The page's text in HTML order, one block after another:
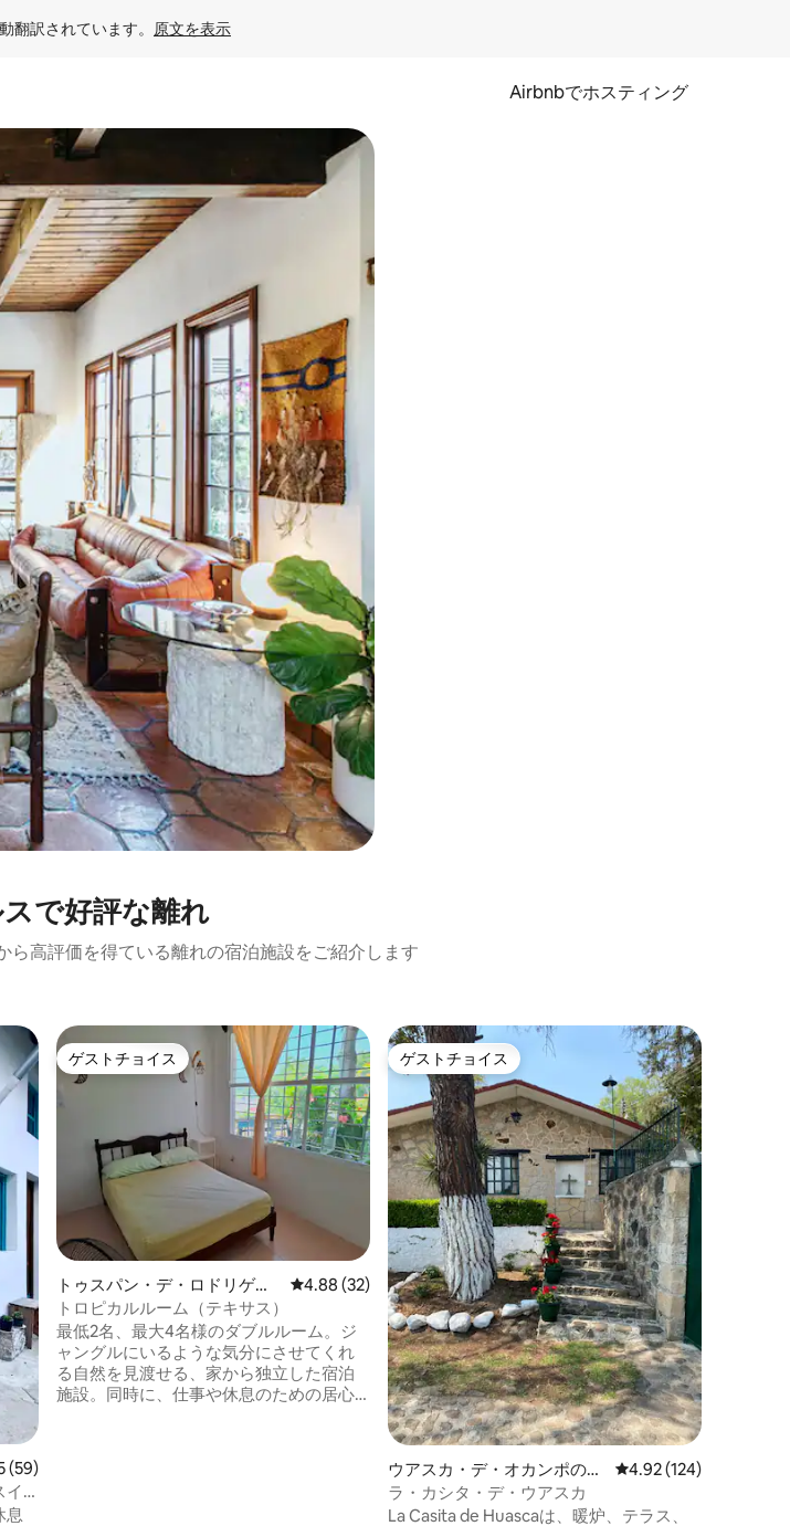
翻訳されています。 原文を表示
Airbnbでホスティング
はスワイプして検索結果を確認することができます。
で好評な離れ
ら高評価を得ている離れの宿泊施設をご紹介します
ュー59件、5つ星中5つ星の平均評価
(59)
イ
息
ゲストチョイス
ゲストチョイス
トゥスパン・デ・ロドリゲ
ス・カノの離れ
レビュー32件、5つ星中4.88つ星の平均評価
4.88 (32)
トロピカルルーム（テキサス）
最低2名、最大4名様のダブルルーム。ジ
ャングルにいるような気分にさせてくれ
る自然を見渡せる、家から独立した宿泊
施設。同時に、仕事や休息のための居心
ゲストチョイス
ゲストチョイス
ウアスカ・デ・オカンポの離
れ
レビュー124件、5つ
4.92 (124)
ラ・カシタ・デ・ウアスカ
La Casita de Huascaは、暖炉、テラス、